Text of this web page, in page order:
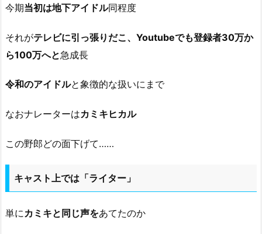
今期当初は地下アイドル同程度
それがテレビに引っ張りだこ、Youtubeでも登録者30万か
ら100万へと急成長
令和のアイドルと象徴的な扱いにまで
なおナレーターはカミキヒカル
この野郎どの面下げて……
キャスト上では「ライター」
単に カミキと同じ声をあてたのか